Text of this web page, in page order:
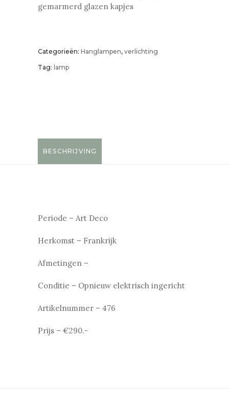
gemarmerd glazen kapjes
Categorieën: Hanglampen, verlichting
Tag: lamp
BESCHRIJVING
Periode – Art Deco
Herkomst – Frankrijk
Afmetingen –
Conditie – Opnieuw elektrisch ingericht
Artikelnummer – 476
Prijs – €290.-